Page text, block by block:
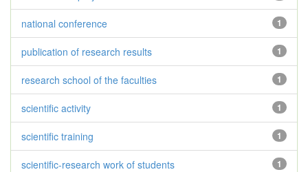
1
national conference
1
publication of research results
1
research school of the faculties
1
scientific activity
1
scientific training
1
scientific-research work of students